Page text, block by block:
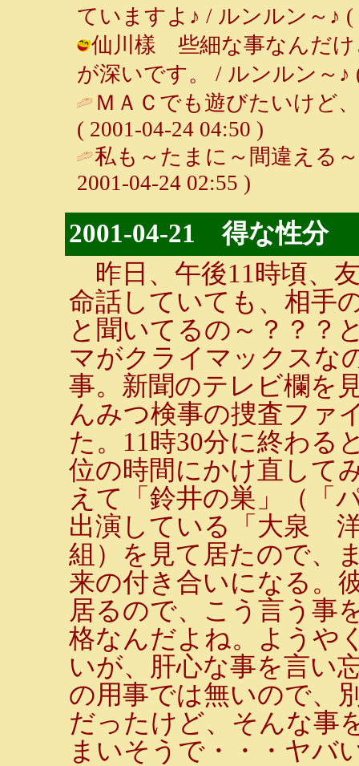
ていますよ♪ / ルンルン～♪ (
仙川樣 些細な事なんだけ
が深いです。 / ルンルン～♪
ＭＡＣでも遊びたいけど
( 2001-04-24 04:50 )
私も～たまに～間違える
2001-04-24 02:55 )
2001-04-21 得な性分
昨日、午後11時頃、
命話していても、相手
と聞いてるの～？？？
マがクライマックスな
事。新聞のテレビ欄を
んみつ検事の捜査ファ
た。11時30分に終わる
位の時間にかけ直して
えて「鈴井の巣」（「
出演している「大泉
組）を見て居たので、
来の付き合いになる。
居るので、こう言う事
格なんだよね。ようや
いが、肝心な事を言い
の用事では無いので、
だったけど、そんな事
まいそうで・・・ヤバ